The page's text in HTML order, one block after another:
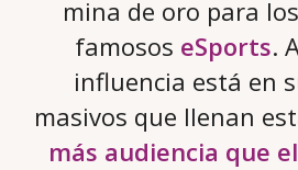
mina de oro para
famosos eSports.
influencia está en
masivos que llenan
más audiencia que